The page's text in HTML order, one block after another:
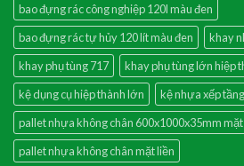
bao đựng rác công nghiệp 120l màu đen
bao đựng rác tự hủy 120 lít màu đen
khay
khay phụ tùng 717
khay phụ tùng lớn hiệp
kệ dụng cụ hiệp thành lớn
kệ nhựa xếp
pallet nhựa không chân 600x1000x35mm
pallet nhựa không chân mặt liền